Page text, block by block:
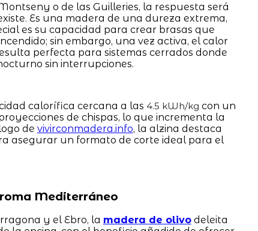
o de las Guilleries, la respuesta será
Es una madera de una dureza extrema,
es su capacidad para crear brasas que
sin embargo, una vez activa, el calor
perfecta para sistemas cerrados donde
sin interrupciones.
calorífica cercana a las 4.5 kWh/kg con un
de chispas, lo que incrementa la
de vivirconmadera.info, la alzina destaca
asegurar un formato de corte ideal para el
Mediterráneo
y el Ebro, la madera de olivodeleita